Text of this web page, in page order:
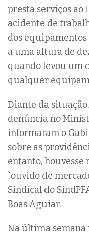
presta serviços ao
acidente de
dos equipamentos
a uma altura de
quando levou um
qualquer
Diante da
denúncia no
informaram o
sobre as
entanto, houvesse
`ouvido de
Sindical do
Boas Aguiar.
Na última